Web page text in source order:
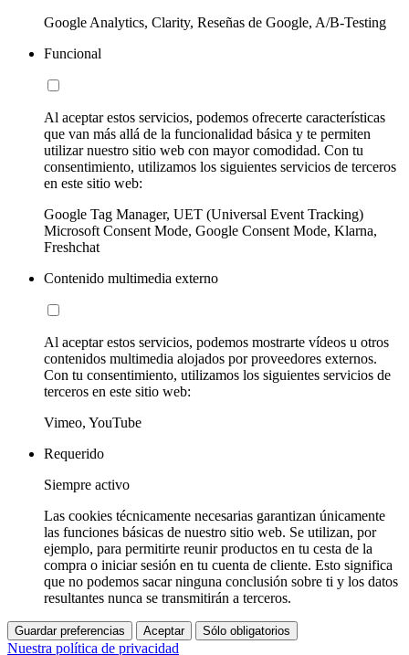
Google Analytics, Clarity, Reseñas de Google, A/B-Testing
Funcional
Al aceptar estos servicios, podemos ofrecerte características
que van más allá de la funcionalidad básica y te permiten
utilizar nuestro sitio web con mayor comodidad. Con tu
consentimiento, utilizamos los siguientes servicios de terceros
en este sitio web:
Google Tag Manager, UET (Universal Event Tracking)
Microsoft Consent Mode, Google Consent Mode, Klarna,
Freshchat
Contenido multimedia externo
Al aceptar estos servicios, podemos mostrarte vídeos u otros
contenidos multimedia alojados por proveedores externos.
Con tu consentimiento, utilizamos los siguientes servicios de
terceros en este sitio web:
Vimeo, YouTube
Requerido
Siempre activo
Las cookies técnicamente necesarias garantizan únicamente
las funciones básicas de nuestro sitio web. Se utilizan, por
ejemplo, para permitirte reunir productos en tu cesta de la
compra o iniciar sesión en tu cuenta de cliente. Esto significa
que no podemos sacar ninguna conclusión sobre ti y los datos
resultantes nunca se transmitirán a terceros.
Guardar preferencias Aceptar Sólo obligatorios
Nuestra política de privacidad